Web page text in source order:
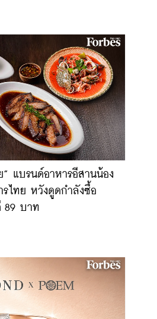
” แบรนด์อาหารอีสานน้อง
ไทย หวังดูดกำลังซื้อ
89 บาท